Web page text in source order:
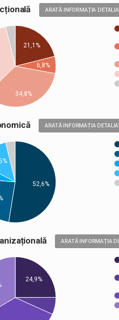
ARATĂ INFORMAȚIA
21,1%
6,8%
34,8%
ARATĂ INFORMAȚIA
52,6%
ARATĂ INFORMAȚIA
24,9%